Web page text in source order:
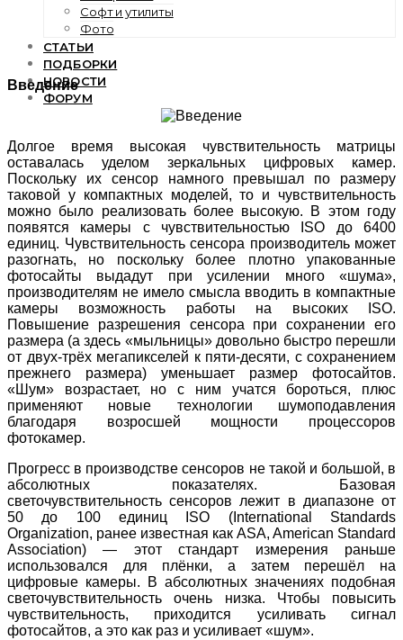
Софт и утилиты
Фото
СТАТЬИ
ПОДБОРКИ
НОВОСТИ
ФОРУМ
Введение
Долгое время высокая чувствительность матрицы
оставалась уделом зеркальных цифровых камер.
Поскольку их сенсор намного превышал по размеру
таковой у компактных моделей, то и чувствительность
можно было реализовать более высокую. В этом году
появятся камеры с чувствительностью ISO до 6400
единиц. Чувствительность сенсора производитель может
разогнать, но поскольку более плотно упакованные
фотосайты выдадут при усилении много «шума»,
производителям не имело смысла вводить в компактные
камеры возможность работы на высоких ISO.
Повышение разрешения сенсора при сохранении его
размера (а здесь «мыльницы» довольно быстро перешли
от двух-трёх мегапикселей к пяти-десяти, с сохранением
прежнего размера) уменьшает размер фотосайтов.
«Шум» возрастает, но с ним учатся бороться, плюс
применяют новые технологии шумоподавления
благодаря возросшей мощности процессоров
фотокамер.
Прогресс в производстве сенсоров не такой и большой, в
абсолютных показателях. Базовая
светочувствительность сенсоров лежит в диапазоне от
50 до 100 единиц ISO (International Standards
Organization, ранее известная как ASA, American Standard
Association) — этот стандарт измерения раньше
использовался для плёнки, а затем перешёл на
цифровые камеры. В абсолютных значениях подобная
светочувствительность очень низка. Чтобы повысить
чувствительность, приходится усиливать сигнал
фотосайтов, а это как раз и усиливает «шум».